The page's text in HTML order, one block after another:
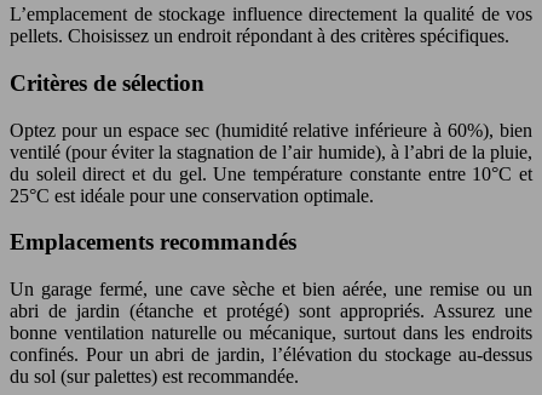
L’emplacement de stockage influence directement la qualité de vos
pellets. Choisissez un endroit répondant à des critères spécifiques.
Critères de sélection
Optez pour un espace sec (humidité relative inférieure à 60%), bien
ventilé (pour éviter la stagnation de l’air humide), à l’abri de la pluie,
du soleil direct et du gel. Une température constante entre 10°C et
25°C est idéale pour une conservation optimale.
Emplacements recommandés
Un garage fermé, une cave sèche et bien aérée, une remise ou un
abri de jardin (étanche et protégé) sont appropriés. Assurez une
bonne ventilation naturelle ou mécanique, surtout dans les endroits
confinés. Pour un abri de jardin, l’élévation du stockage au-dessus
du sol (sur palettes) est recommandée.